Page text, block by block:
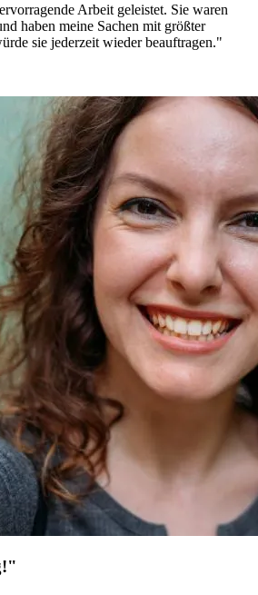
Arbeit geleistet. Sie waren
haben meine Sachen mit größter
sie jederzeit wieder beauftragen."